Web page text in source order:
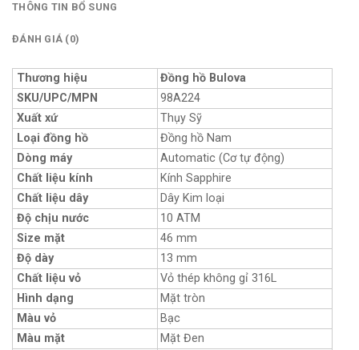
THÔNG TIN BỔ SUNG
ĐÁNH GIÁ (0)
Thương hiệu
Đồng hồ Bulova
SKU/UPC/MPN
98A224
Xuất xứ
Thụy Sỹ
Loại đồng hồ
Đồng hồ Nam
Dòng máy
Automatic (Cơ tự động)
Chất liệu kính
Kính Sapphire
Chất liệu dây
Dây Kim loại
Độ chịu nước
10 ATM
Size mặt
46 mm
Độ dày
13 mm
Chất liệu vỏ
Vỏ thép không gỉ 316L
Hình dạng
Mặt tròn
Màu vỏ
Bạc
Màu mặt
Mặt Đen